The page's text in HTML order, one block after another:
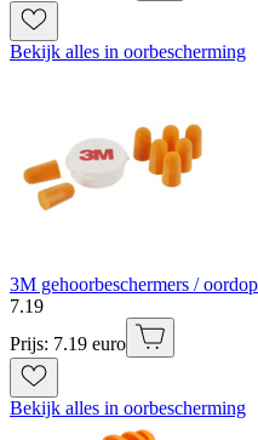
Bekijk alles in oorbescherming
3M gehoorbeschermers /
7.19
Prijs: 7.19 euro
Bekijk alles in oorbescherming